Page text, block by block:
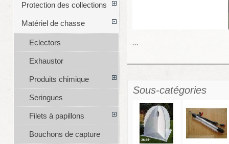
...
Sous-catégories
Protection des collections
Matériel de chasse
Eclectors
Exhaustor
Produits chimique
Seringues
Filets à papillons
Bouchons de capture